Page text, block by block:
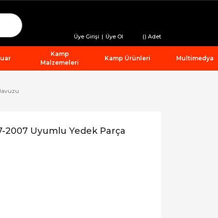
Üye Girişi | Üye Ol () Adet
Kamp
Malzemeleri
Kamp Ürünleri Multimedya
2007 Uyumlu Yedek Parça